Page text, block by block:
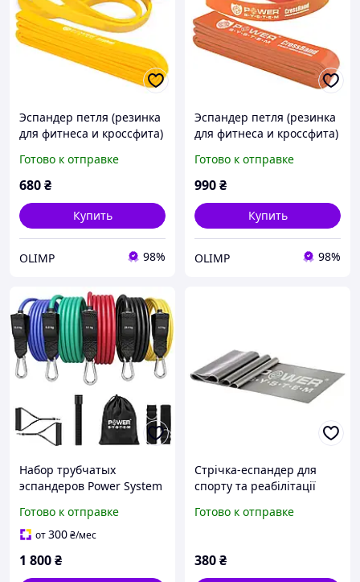
Эспандер петля (резинка
для фитнеса и кроссфита)
CrossFit Level 1 Yellow
(опира 4-25 кг)
Готово к отправке
680₴
Купить
OLIMP 98%
Эспандер петля (резинка
для фитнеса и кроссфита)
CrossFit Level 2 Orange
(опира 10-35 кг)
Готово к отправке
990₴
Купить
OLIMP 98%
Набор трубчатых
эспандеров Power System
5шт.
Готово к отправке
от300₴/мес
1 800₴
Стрічка-еспандер для
спорту та реабілітації
Stretch Band Level 3 Grey
Готово к отправке
380₴